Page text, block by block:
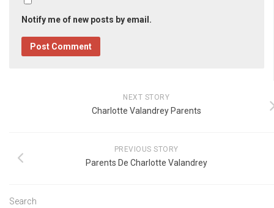
Notify me of new posts by email.
NEXT STORY
Charlotte Valandrey Parents
PREVIOUS STORY
Parents De Charlotte Valandrey
Search